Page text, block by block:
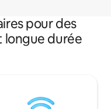
pour des
longue durée